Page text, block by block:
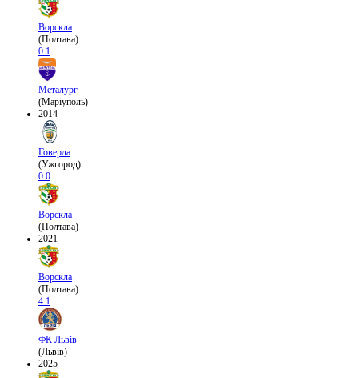
Ворскла
(Полтава)
0:1
Металург
(Маріуполь)
2014
Говерла
(Ужгород)
0:0
Ворскла
(Полтава)
2021
Ворскла
(Полтава)
4:1
ФК Львів
(Львів)
2025